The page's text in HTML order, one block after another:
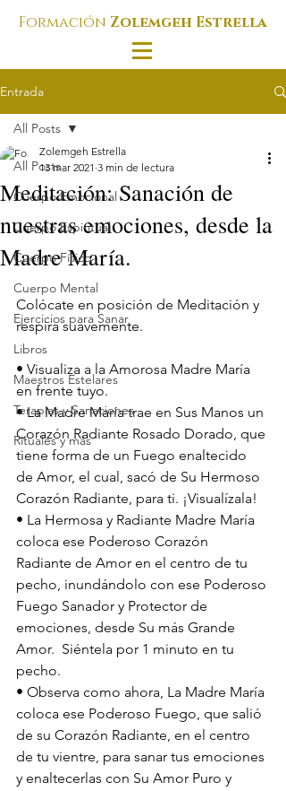
Formación Zolemgeh Estrella
Entrada
All Posts
Cuerpo Emocional
Cuerpo Espiritual
Cuerpo Físico
Cuerpo Mental
Ejercicios para Sanar
Libros
Maestros Estelares
Terapias y Sanaciones
Rituales y más
All Posts
Meditación: Sanación de
nuestras emociones, desde la
Madre María.
Zolemgeh Estrella
13 mar 2021 3 min de lectura
Colócate en posición de Meditación y
respira suavemente.
• Visualiza a la Amorosa Madre María
en frente tuyo.
• La Madre María trae en Sus Manos un
Corazón Radiante Rosado Dorado, que
tiene forma de un Fuego enaltecido
de Amor, el cual, sacó de Su Hermoso
Corazón Radiante, para ti. ¡Visualízala!
• La Hermosa y Radiante Madre María
coloca ese Poderoso Corazón
Radiante de Amor en el centro de tu
pecho, inundándolo con ese Poderoso
Fuego Sanador y Protector de
emociones, desde Su más Grande
Amor.  Siéntela por 1 minuto en tu
pecho.
• Observa como ahora, La Madre María
coloca ese Poderoso Fuego, que salió
de su Corazón Radiante, en el centro
de tu vientre, para sanar tus emociones
y enaltecerlas con Su Amor Puro y